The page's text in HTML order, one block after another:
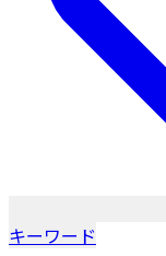
キーワード